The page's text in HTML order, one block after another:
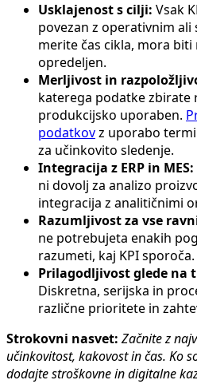
Usklajenost s cilji: Vsak
povezan z operativnim ali
merite čas cikla, mora
opredeljen.
Merljivost in
katerega podatke zbirate
produkcijsko uporaben.
podatkovz uporabo
za učinkovito sledenje.
Integracija z ERP in MES:
ni dovolj za analizo
integracija z analitičnimi
Razumljivost za vse
ne potrebujeta enakih
razumeti, kaj KPI sporoča.
Prilagodljivost glede na
Diskretna, serijska in
različne prioritete in
Strokovni nasvet: Začnite z
učinkovitost, kakovost in čas. Ko
dodajte stroškovne in digitalne